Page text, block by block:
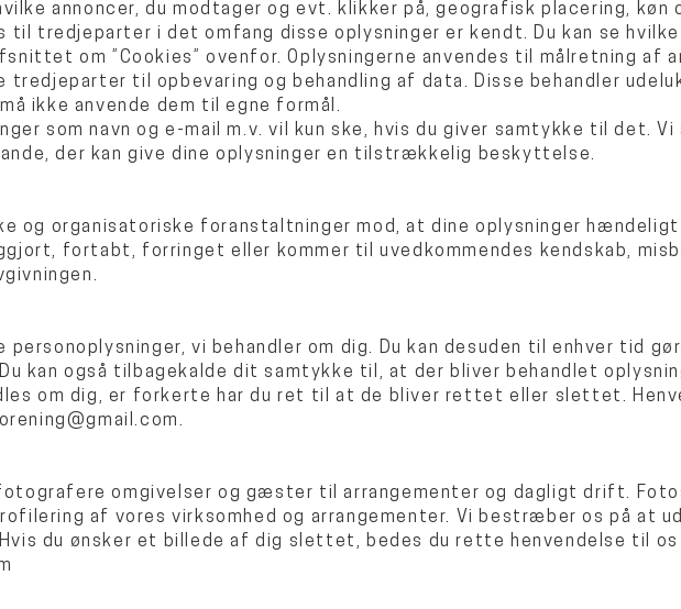
annoncer, du modtager og evt. klikker på, geografisk placering, køn
til tredjeparter i det omfang disse oplysninger er kendt. Du kan se hvilke
om ”Cookies” ovenfor. Oplysningerne anvendes til målretning af
til opbevaring og behandling af data. Disse behandler
ikke anvende dem til egne formål.
som navn og e-mail m.v. vil kun ske, hvis du giver samtykke til det. Vi
der kan give dine oplysninger en tilstrækkelig beskyttelse.
og organisatoriske foranstaltninger mod, at dine oplysninger
fortabt, forringet eller kommer til uvedkommendes kendskab,
vi behandler om dig. Du kan desuden til enhver tid
kan også tilbagekalde dit samtykke til, at der bliver behandlet
om dig, er forkerte har du ret til at de bliver rettet eller slettet.
.
omgivelser og gæster til arrangementer og dagligt drift.
af vores virksomhed og arrangementer. Vi bestræber os på at
du ønsker et billede af dig slettet, bedes du rette henvendelse til os